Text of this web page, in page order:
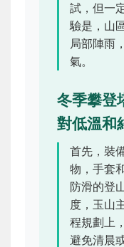
試，但一
驗是，山
局部陣雨
氣。
冬季攀登
對低溫和
首先，裝
物，手套
防滑的登
度，玉山
程規劃上
避免清晨